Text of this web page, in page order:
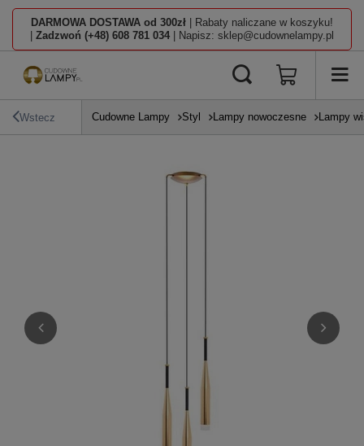
DARMOWA DOSTAWA od 300zł | Rabaty naliczane w koszyku!
Zadzwoń (+48) 608 781 034 | Napisz: sklep@cudownelampy.pl
Wstecz Cudowne Lampy Styl Lampy nowoczesne Lampy